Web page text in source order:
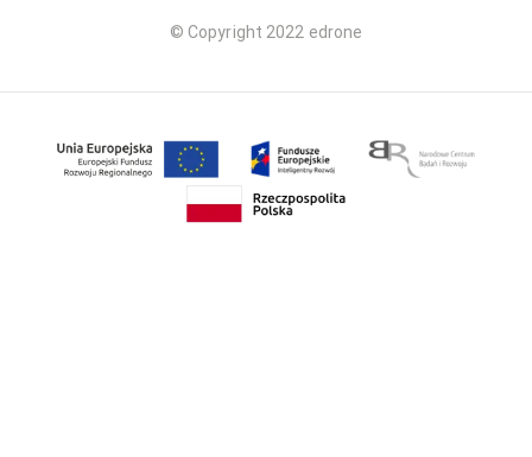
© Copyright 2022 edrone